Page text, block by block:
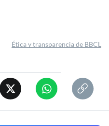
Ética y transparencia de BBCL